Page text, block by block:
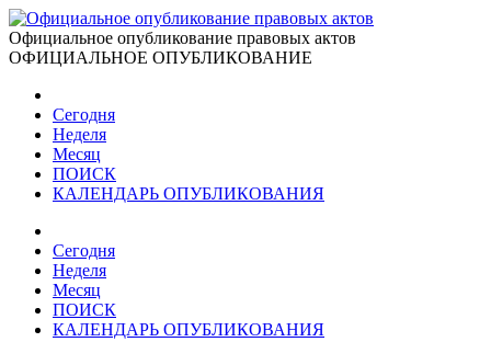
Официальное опубликование правовых актов
ОФИЦИАЛЬНОЕ ОПУБЛИКОВАНИЕ
Сегодня
Неделя
Месяц
ПОИСК
КАЛЕНДАРЬ ОПУБЛИКОВАНИЯ
Сегодня
Неделя
Месяц
ПОИСК
КАЛЕНДАРЬ ОПУБЛИКОВАНИЯ